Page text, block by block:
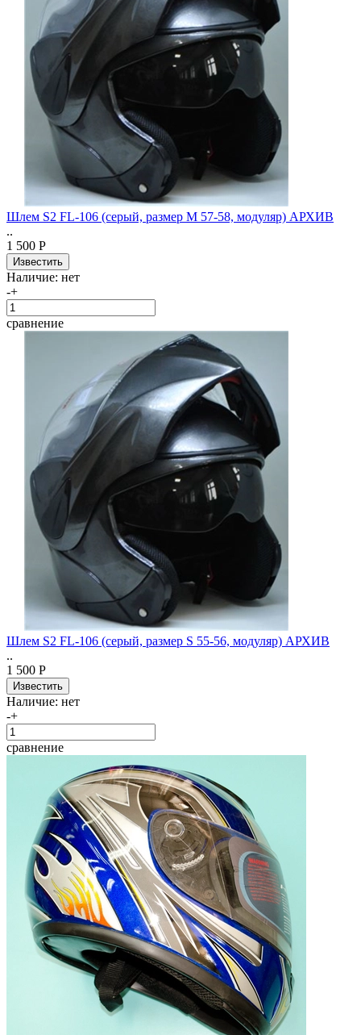
Шлем S2 FL-106 (серый, размер M 57-58, модуляр) АРХИВ
..
1 500 Р
Наличие: нет
-+
сравнение
Шлем S2 FL-106 (серый, размер S 55-56, модуляр) АРХИВ
..
1 500 Р
Наличие: нет
-+
сравнение